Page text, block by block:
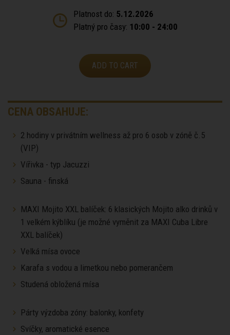
Platnost do: 5.12.2026
Platný pro časy: 10:00 - 24:00
ADD TO CART
CENA OBSAHUJE:
2 hodiny v privátním wellness až pro 6 osob v zóně č.5
(VIP)
Vířivka - typ Jacuzzi
Sauna - finská
MAXI Mojito XXL balíček: 6 klasických Mojito alko drinků v
1 velkém kýblíku (je možné vyměnit za MAXI Cuba Libre
XXL balíček)
Velká mísa ovoce
Karafa s vodou a limetkou nebo pomerančem
Studená obložená mísa
Párty výzdoba zóny: balonky, konfety
Svíčky, aromatické esence